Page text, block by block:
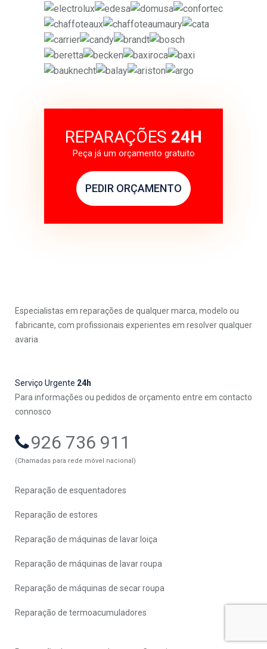
REPARAÇÕES 24H
Peça já um orçamento gratuito
PEDIR ORÇAMENTO
Especialistas em reparações de qualquer marca, modelo ou
fabricante, com profissionais experientes em resolver qualquer
avaria
Serviço Urgente 24h
Para informações ou pedidos de orçamento entre em contacto
connosco
926 736 911
(Chamadas para rede móvel nacional)
Reparação de esquentadores
Reparação de estores
Reparação de máquinas de lavar loiça
Reparação de máquinas de lavar roupa
Reparação de máquinas de secar roupa
Reparação de termoacumuladores